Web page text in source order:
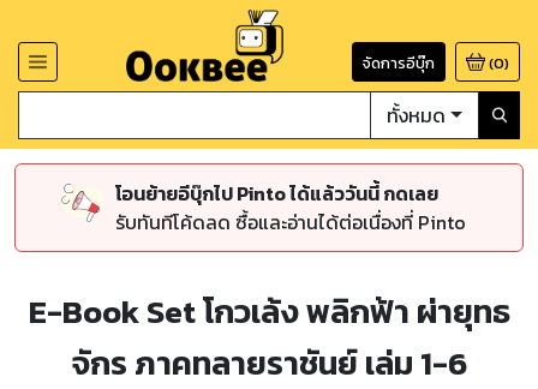
จัดการอีบุ๊ก (0)
ทั้งหมด
โอนย้ายอีบุ๊กไป Pinto ได้แล้ววันนี้ กดเลย
รับทันทีโค้ดลด ซื้อและอ่านได้ต่อเนื่องที่ Pinto
E-Book Set โกวเล้ง พลิกฟ้า ผ่ายุทธ
จักร ภาคทลายราชันย์ เล่ม 1-6